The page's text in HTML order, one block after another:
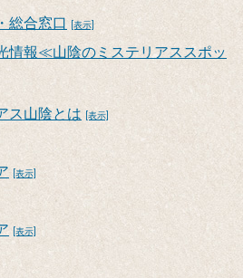
総合窓口 [表示]
情報≪山陰のミステリアススポッ
ス山陰とは [表示]
[表示]
[表示]